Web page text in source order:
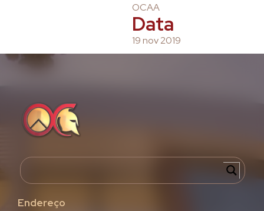
OCAA
Data
19 nov 2019
Endereço